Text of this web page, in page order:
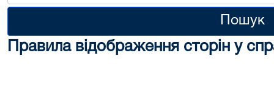
Пошук
Правила відображення сторін у